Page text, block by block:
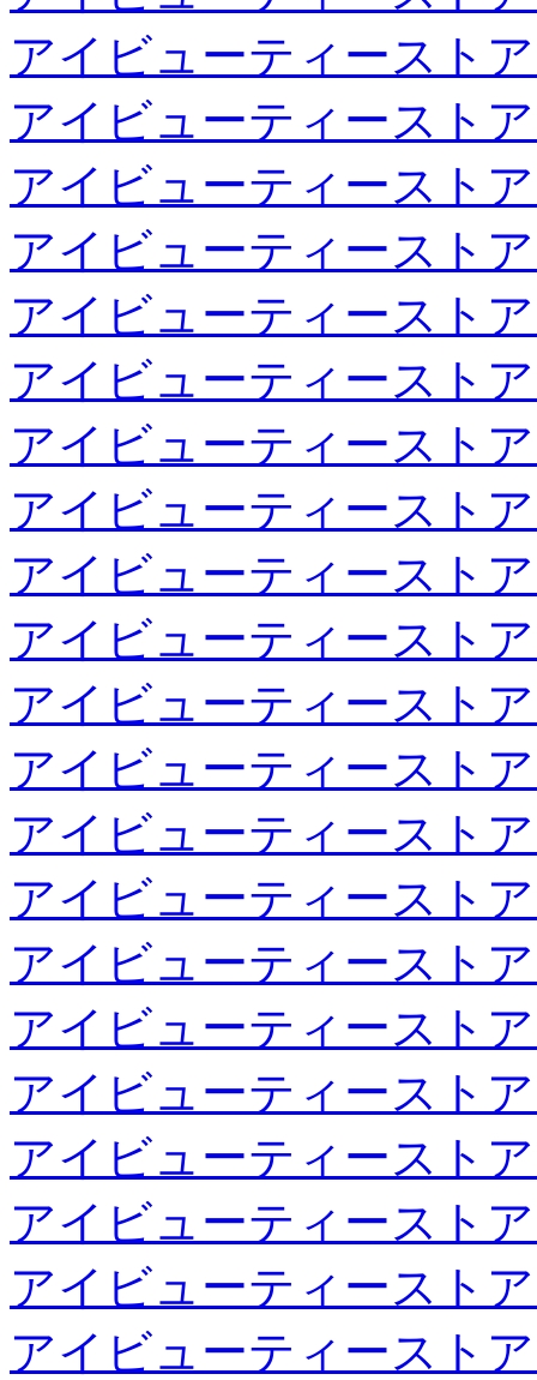
アイビューティースト
アイビューティースト
アイビューティースト
アイビューティースト
アイビューティースト
アイビューティースト
アイビューティースト
アイビューティースト
アイビューティースト
アイビューティースト
アイビューティースト
アイビューティースト
アイビューティースト
アイビューティースト
アイビューティースト
アイビューティースト
アイビューティースト
アイビューティースト
アイビューティースト
アイビューティースト
アイビューティースト